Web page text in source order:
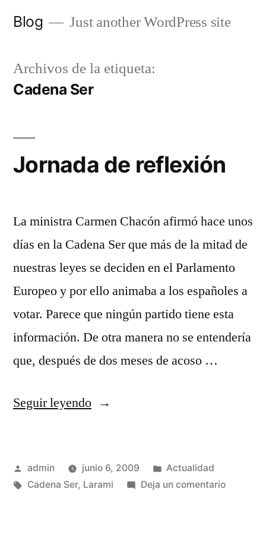
Blog Just another WordPress site
Archivos de la etiqueta:
Cadena Ser
Jornada de reflexión
La ministra Carmen Chacón afirmó hace unos
días en la Cadena Ser que más de la mitad de
nuestras leyes se deciden en el Parlamento
Europeo y por ello animaba a los españoles a
votar. Parece que ningún partido tiene esta
información. De otra manera no se entendería
que, después de dos meses de acoso …
Seguir leyendo«Jornada
Publicado
por
admin junio 6, 2009
Publicado
en
Actualidad
Etiquetas:
Cadena Ser, Larami Deja un comentarioen